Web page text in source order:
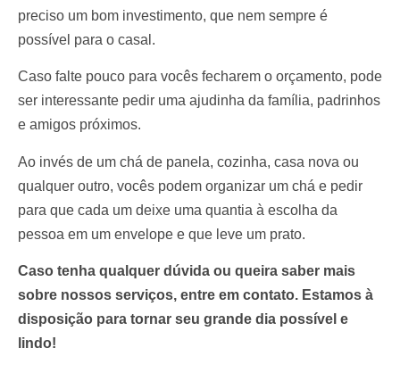
preciso um bom investimento, que nem sempre é
possível para o casal.
Caso falte pouco para vocês fecharem o orçamento, pode
ser interessante pedir uma ajudinha da família, padrinhos
e amigos próximos.
Ao invés de um chá de panela, cozinha, casa nova ou
qualquer outro, vocês podem organizar um chá e pedir
para que cada um deixe uma quantia à escolha da
pessoa em um envelope e que leve um prato.
Caso tenha qualquer dúvida ou queira saber mais
sobre nossos serviços, entre em contato. Estamos à
disposição para tornar seu grande dia possível e
lindo!